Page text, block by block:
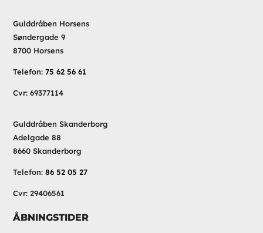
Gulddråben Horsens
Søndergade 9
8700 Horsens
Telefon:75 62 56 61
Cvr: 69377114
Gulddråben Skanderborg
Adelgade 88
8660 Skanderborg
Telefon:86 52 05 27
Cvr: 29406561
ÅBNINGSTIDER